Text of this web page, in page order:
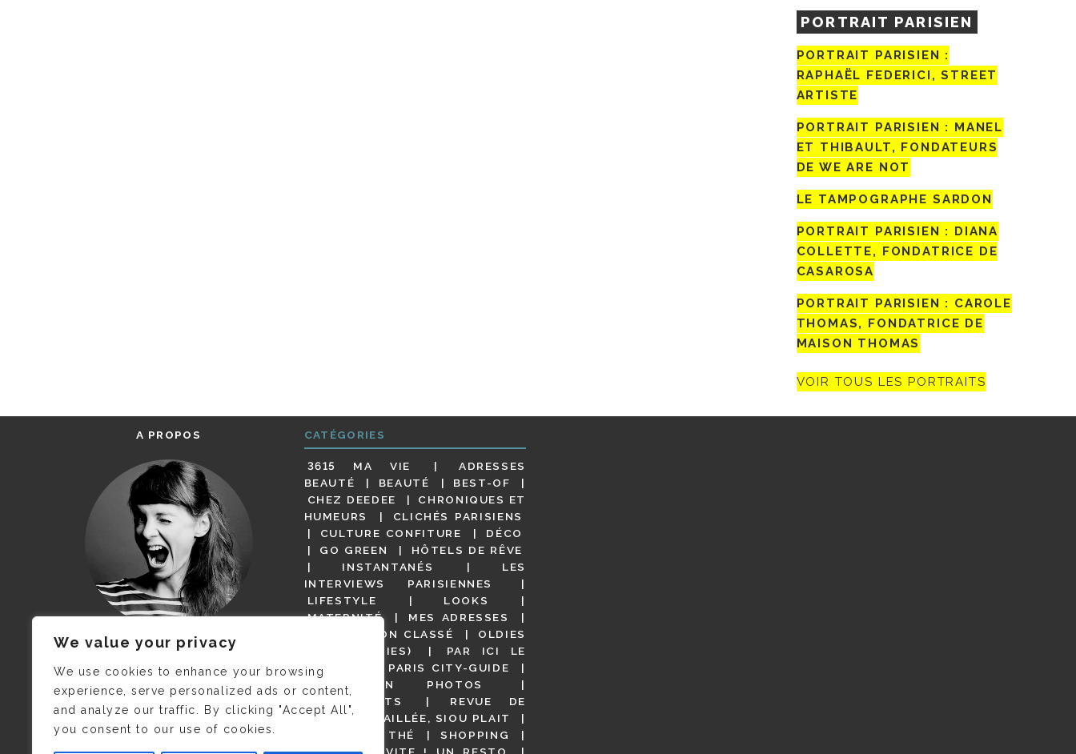
We value your privacy
We use cookies to enhance your browsing
experience, serve personalized ads or content,
and analyze our traffic. By clicking "Accept All",
you consent to our use of cookies.
PORTRAIT PARISIEN
PORTRAIT PARISIEN :
RAPHAËL FEDERICI, STREET
ARTISTE
PORTRAIT PARISIEN : MANEL
ET THIBAULT, FONDATEURS
DE WE ARE NOT
LE TAMPOGRAPHE SARDON
PORTRAIT PARISIEN : DIANA
COLLETTE, FONDATRICE DE
CASAROSA
PORTRAIT PARISIEN : CAROLE
THOMAS, FONDATRICE DE
MAISON THOMAS
VOIR TOUS LES PORTRAITS
A PROPOS
JE M’APPELLE DELPHINE MAIS
C’EST ©CAMILLE COLLIN QUI A
PRIS CETTE PHOTO !
CATÉGORIES
3615 MA VIE
ADRESSES
BEAUTÉ
BEAUTÉ
BEST-OF
CHEZ DEEDEE
CHRONIQUES ET
HUMEURS
CLICHÉS PARISIENS
CULTURE CONFITURE
DÉCO
GO GREEN
HÔTELS DE RÊVE
INSTANTANÉS
LES
INTERVIEWS PARISIENNES
LIFESTYLE
LOOKS
MATERNITÉ
MES ADRESSES
NON CLASSÉ
OLDIES
(BUT GOODIES)
PAR ICI LE
MAGOT !
PARIS CITY-GUIDE
PARIS EN PHOTOS
RESTAURANTS
REVUE DE
PRESSE DÉTAILLÉE, SIOU PLAIT
SALONS DE THÉ
SHOPPING
VIDÉOS
VITE ! UN RESTO